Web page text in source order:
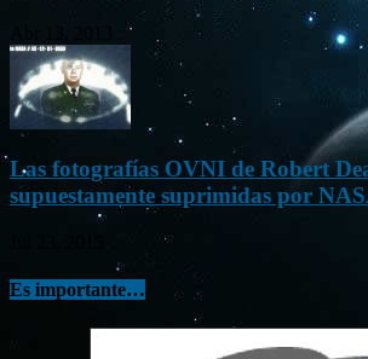
Las fotografías OVNI de Robert
supuestamente suprimidas por
Es importante…